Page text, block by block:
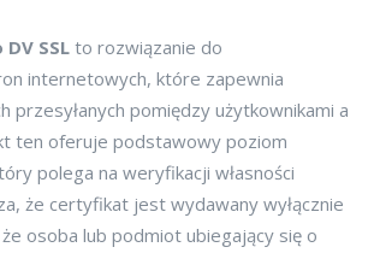
SSL to rozwiązanie do
internetowych, które zapewnia
przesyłanych pomiędzy użytkownikami a
ten oferuje podstawowy poziom
polega na weryfikacji własności
że certyfikat jest wydawany wyłącznie
osoba lub podmiot ubiegający się o